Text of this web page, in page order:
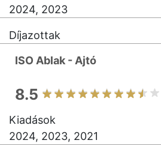
2024, 2023
Díjazottak
ISO Ablak - Ajtó
8.5
Kiadások
2024, 2023, 2021